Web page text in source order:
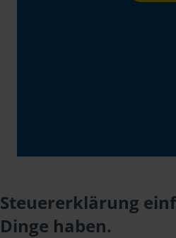
Steuererklärung
Dinge haben.